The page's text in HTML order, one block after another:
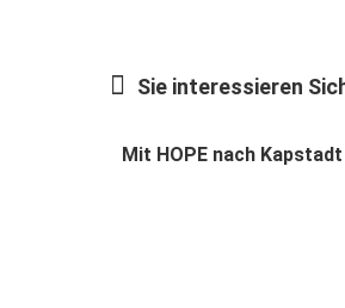
Sie interessieren
Mit HOPE nach Kapstadt